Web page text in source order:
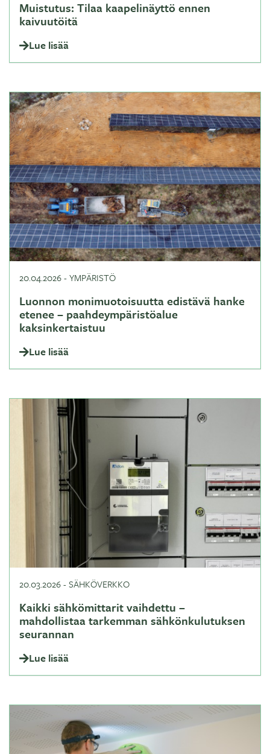
Muistutus: Tilaa kaapelinäyttö ennen
kaivuutöitä
Lue lisää
20.04.2026-YMPÄRISTÖ
Luonnon monimuotoisuutta edistävä hanke
etenee – paahdeympäristöalue
kaksinkertaistuu
Lue lisää
20.03.2026-SÄHKÖVERKKO
Kaikki sähkömittarit vaihdettu –
mahdollistaa tarkemman sähkönkulutuksen
seurannan
Lue lisää